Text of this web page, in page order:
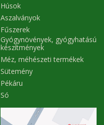
Húsok
Aszalványok
Fűszerek
Gyógynövények, gyógyhatású
készítmények
Méz, méhészeti termékek
Sütemény
Pékáru
Só